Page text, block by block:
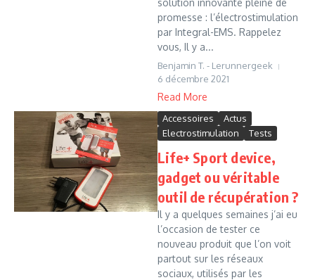
solution innovante pleine de
promesse : l’électrostimulation
par Integral-EMS. Rappelez
vous, Il y a...
Benjamin T. - Lerunnergeek
6 décembre 2021
Read More
Accessoires
Actus
Electrostimulation
Tests
Life+ Sport device,
gadget ou véritable
outil de récupération ?
Il y a quelques semaines j’ai eu
l’occasion de tester ce
nouveau produit que l’on voit
partout sur les réseaux
sociaux, utilisés par les